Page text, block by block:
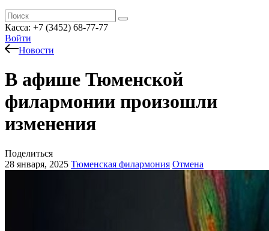
Касса: +7 (3452) 68-77-77
Войти
Новости
В афише Тюменской
филармонии произошли
изменения
Поделиться
28 января, 2025 Тюменская филармония Отмена